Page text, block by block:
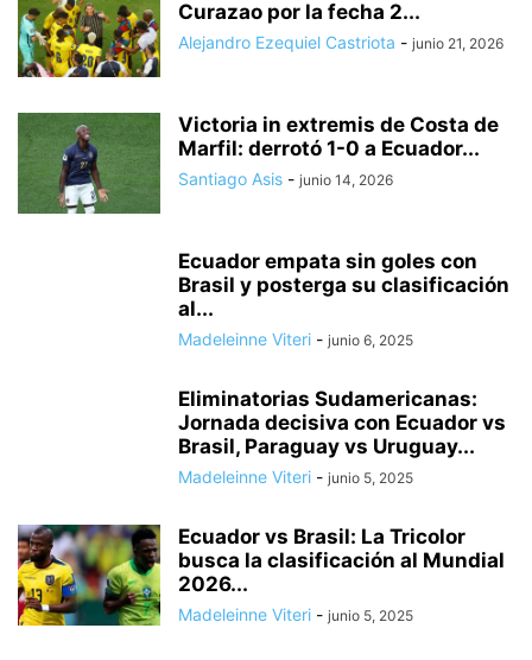
Curazao por la fecha 2...
Alejandro Ezequiel Castriota - junio 21, 2026
Victoria in extremis de Costa de
Marfil: derrotó 1-0 a Ecuador...
Santiago Asis - junio 14, 2026
Ecuador empata sin goles con
Brasil y posterga su clasificación
al...
Madeleinne Viteri - junio 6, 2025
Eliminatorias Sudamericanas:
Jornada decisiva con Ecuador vs
Brasil, Paraguay vs Uruguay...
Madeleinne Viteri - junio 5, 2025
Ecuador vs Brasil: La Tricolor
busca la clasificación al Mundial
2026...
Madeleinne Viteri - junio 5, 2025